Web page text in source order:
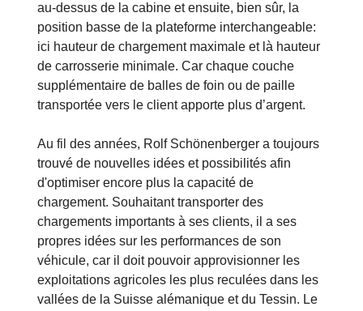
au-dessus de la cabine et ensuite, bien sûr, la
position basse de la plateforme interchangeable:
ici hauteur de chargement maximale et là hauteur
de carrosserie minimale. Car chaque couche
supplémentaire de balles de foin ou de paille
transportée vers le client apporte plus d’argent.
Au fil des années, Rolf Schönenberger a toujours
trouvé de nouvelles idées et possibilités afin
d'optimiser encore plus la capacité de
chargement. Souhaitant transporter des
chargements importants à ses clients, il a ses
propres idées sur les performances de son
véhicule, car il doit pouvoir approvisionner les
exploitations agricoles les plus reculées dans les
vallées de la Suisse alémanique et du Tessin. Le